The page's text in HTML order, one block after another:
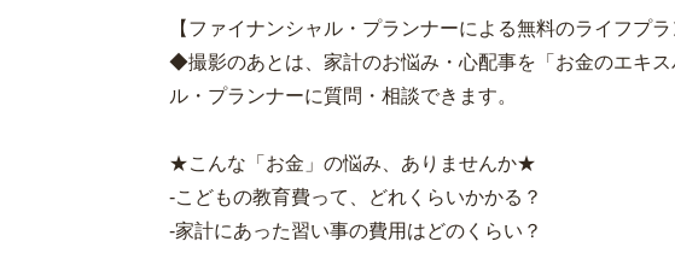
【ファイナンシャル・プランナーによる無料のライフプラ
◆撮影のあとは、家計のお悩み・心配事を「お金のエキ
ル・プランナーに質問・相談できます。
★こんな「お金」の悩み、ありませんか★
-こどもの教育費って、どれくらいかかる？
-家計にあった習い事の費用はどのくらい？